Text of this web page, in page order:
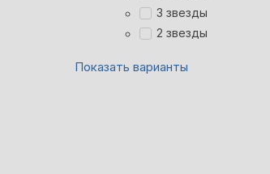
3 звезды
2 звезды
Показать варианты